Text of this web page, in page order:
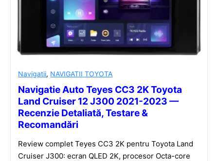
Navigatii, NAVIGATII TOYOTA
Navigatie Auto Teyes CC3 2K Toyota
Land Cruiser 12 J300 2021-2023 —
Recenzie Detaliată, Testare &
Recomandări
Review complet Teyes CC3 2K pentru Toyota Land
Cruiser J300: ecran QLED 2K, procesor Octa-core